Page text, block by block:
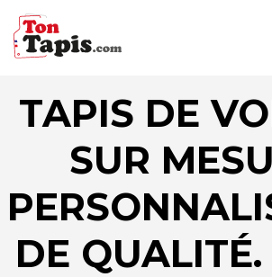
TAPIS DE
SUR
DE